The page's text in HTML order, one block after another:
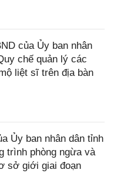
của Ủy ban nhân
chế quản lý các
liệt sĩ trên địa bàn
Ủy ban nhân dân tỉnh
trình phòng ngừa và
sở giới giai đoạn